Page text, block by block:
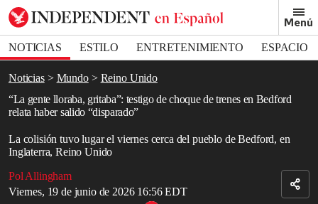
Menú
NOTICIAS ESTILO ENTRETENIMIENTO
ESPACIO
DEPORTES
Noticias Mundo
Reino Unido
“La gente lloraba, gritaba”: testigo de choque de trenes en Bedford
relata haber salido “disparado”
La colisión tuvo lugar el viernes cerca del pueblo de Bedford, en
Inglaterra, Reino Unido
Pol Allingham
Viernes, 19 de junio de 2026 16:56 EDT
Bookmark popover
Removed from bookmarks
Close popover